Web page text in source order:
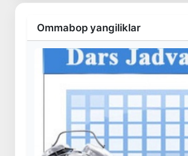
Ommabop yangiliklar